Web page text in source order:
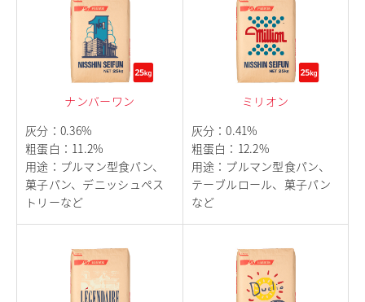
ナンバーワン
灰分 ： 0.36%
粗蛋白 ： 11.2%
用途 ： プルマン型食パン、
菓子パン、デニッシュペス
トリーなど
ミリオン
灰分 ：0.41%
粗蛋白 ： 12.2%
用途 ： プルマン型食パン、
テーブルロール、菓子パン
など